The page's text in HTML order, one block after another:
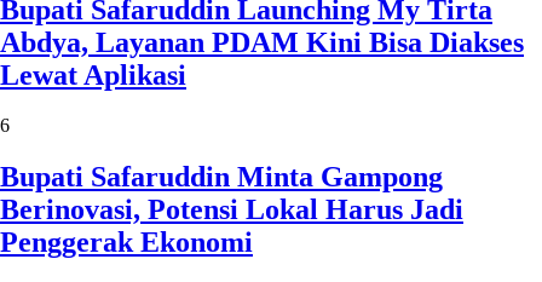
Bupati Safaruddin Launching My Tirta
Abdya, Layanan PDAM Kini Bisa Diakses
Lewat Aplikasi
6
Bupati Safaruddin Minta Gampong
Berinovasi, Potensi Lokal Harus Jadi
Penggerak Ekonomi